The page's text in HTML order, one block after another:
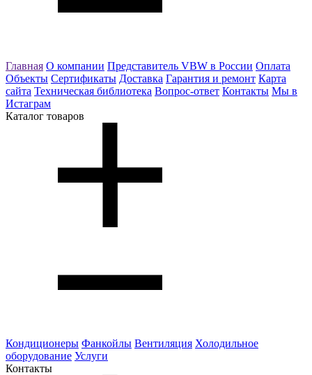
Главная О компании Представитель VBW в России Оплата
Объекты Сертификаты Доставка Гарантия и ремонт Карта
сайта Техническая библиотека Вопрос-ответ Контакты Мы в
Истаграм
Каталог товаров
Кондиционеры Фанкойлы Вентиляция Холодильное
оборудование Услуги
Контакты